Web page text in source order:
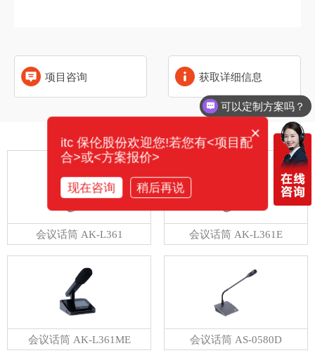
项目咨询 获取详细信息
相关产品
会议话筒 AK-L361 会议话筒 AK-L361E
会议话筒 AK-L361ME 会议话筒 AS-0580D
可以定制方案吗？
×
itc 保伦股份欢迎您!若您有<项目配
合>或<方案报价>
现在咨询 稍后再说